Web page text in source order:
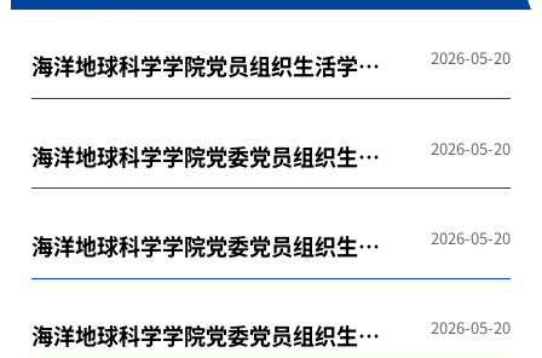
海洋地球科学学院党员组织生活学习
参考（2025年6月）
2026-05-20
海洋地球科学学院党委党员组织生活
学习参考（2025年7月）
2026-05-20
海洋地球科学学院党委党员组织生活
学习参考（2025年8月）
2026-05-20
海洋地球科学学院党委党员组织生活
2026-05-20